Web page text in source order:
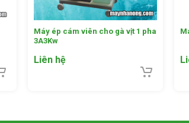
xử lý khó hấp thu, thường gây bỏ thừa
nuôi gặp khó khăn vì thời gian bảo quản
chế năng suất thấp, hiệu quả ép cám viên
Máy ép cám viên cho gà vịt 1 pha
3A3Kw
Liên hệ